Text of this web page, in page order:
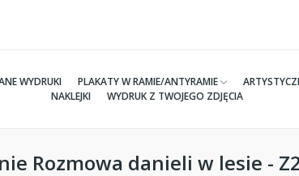
WYDRUKI PLAKATY W RAMIE/ANTYRAMIE
NAKLEJKI
WYDRUK Z TWOJEGO ZDJĘCIA
Rozmowa danieli w lesie -